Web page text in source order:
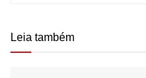
Leia também